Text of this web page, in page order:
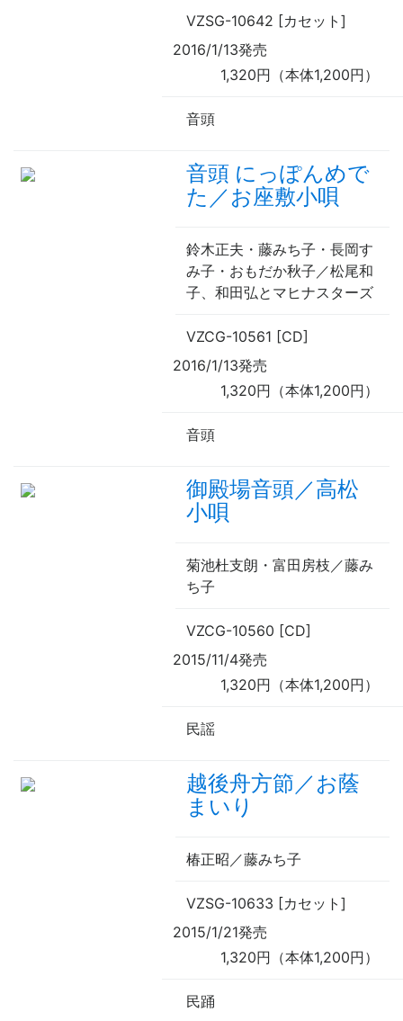
VZSG-10642 [カセット]
2016/1/13発売
1,320円（本体1,200円）
音頭
音頭 にっぽんめで
た／お座敷小唄
鈴木正夫・藤みち子・長岡す
み子・おもだか秋子／松尾和
子、和田弘とマヒナスターズ
VZCG-10561 [CD]
2016/1/13発売
1,320円（本体1,200円）
音頭
御殿場音頭／高松
小唄
菊池杜支朗・富田房枝／藤み
ち子
VZCG-10560 [CD]
2015/11/4発売
1,320円（本体1,200円）
民謡
越後舟方節／お蔭
まいり
椿正昭／藤みち子
VZSG-10633 [カセット]
2015/1/21発売
1,320円（本体1,200円）
民踊